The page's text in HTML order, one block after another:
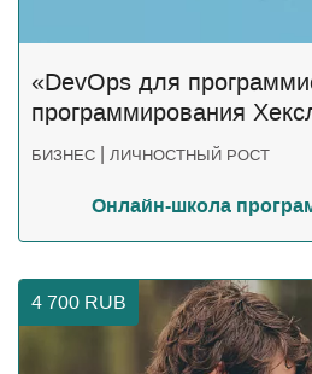
«DevOps для
программирования
БИЗНЕС | ЛИЧНОСТНЫЙ РОСТ
Онлайн-школа
4 700 RUB